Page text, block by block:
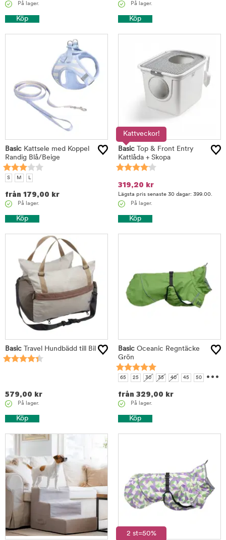
På lager.
Köp
På lager.
Köp
Basic Kattsele med Koppel
Randig Blå/Beige
S M L
från 179,00 kr
På lager.
Köp
Kattveckor!
Basic Top & Front Entry
Kattlåda + Skopa
319,20 kr
Lägsta pris senaste 30 dagar: 399.00.
På lager.
Köp
Basic Travel Hundbädd till Bil
579,00 kr
På lager.
Köp
Basic Oceanic Regntäcke
Grön
65 25 30 35 40 45 50
55
...
från 329,00 kr
På lager.
Köp
2 st=50%